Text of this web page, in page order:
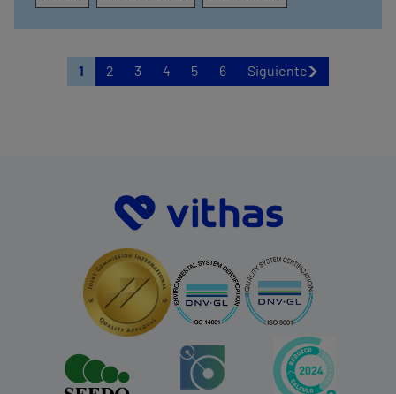
1 2 3 4 5 6 Siguiente